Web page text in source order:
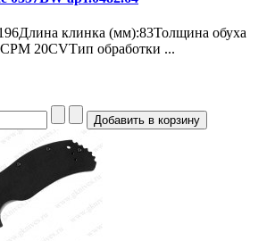
клинка (мм):83Толщина обуха
20CVТип обработки ...